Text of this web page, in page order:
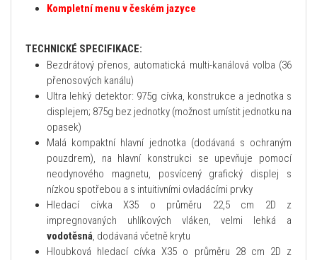
Kompletní menu v českém jazyce
TECHNICKÉ SPECIFIKACE:
Bezdrátový přenos, automatická multi-kanálová volba (36
přenosových kanálu)
Ultra lehký detektor: 975g cívka, konstrukce a jednotka s
displejem; 875g bez jednotky (možnost umístit jednotku na
opasek)
Malá kompaktní hlavní jednotka (dodávaná s ochraným
pouzdrem), na hlavní konstrukci se upevňuje pomocí
neodynového magnetu, posvícený grafický displej s
nízkou spotřebou a s intuitivními ovladácími prvky
Hledací cívka X35 o průměru 22,5 cm 2D z
impregnovaných uhlíkových vláken, velmi lehká a
vodotěsná, dodávaná včetně krytu
Hloubková hledací cívka X35 o průměru 28 cm 2D z